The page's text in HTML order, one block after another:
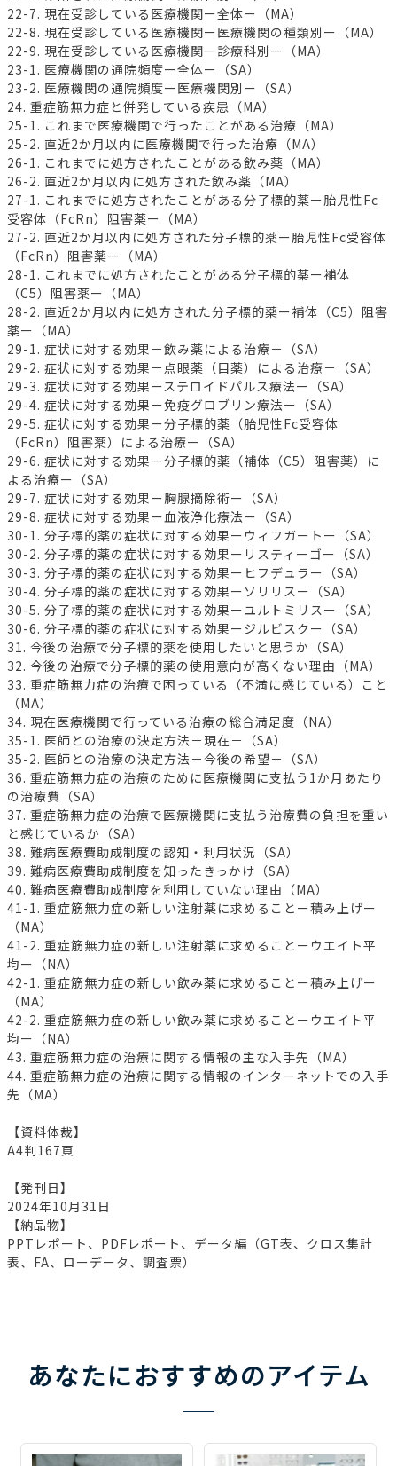
22-7. 現在受診している医療機関ー全体ー（MA）
22-8. 現在受診している医療機関ー医療機関の種類別ー（MA）
22-9. 現在受診している医療機関ー診療科別ー（MA）
23-1. 医療機関の通院頻度ー全体ー（SA）
23-2. 医療機関の通院頻度ー医療機関別ー（SA）
24. 重症筋無力症と併発している疾患（MA）
25-1. これまで医療機関で行ったことがある治療（MA）
25-2. 直近2か月以内に医療機関で行った治療（MA）
26-1. これまでに処方されたことがある飲み薬（MA）
26-2. 直近2か月以内に処方された飲み薬（MA）
27-1. これまでに処方されたことがある分子標的薬ー胎児性Fc
受容体（FcRn）阻害薬ー（MA）
27-2. 直近2か月以内に処方された分子標的薬ー胎児性Fc受容体
（FcRn）阻害薬ー（MA）
28-1. これまでに処方されたことがある分子標的薬ー補体
（C5）阻害薬ー（MA）
28-2. 直近2か月以内に処方された分子標的薬ー補体（C5）阻害
薬ー（MA）
29-1. 症状に対する効果－飲み薬による治療－（SA）
29-2. 症状に対する効果－点眼薬（目薬）による治療－（SA）
29-3. 症状に対する効果ーステロイドパルス療法ー（SA）
29-4. 症状に対する効果ー免疫グロブリン療法ー（SA）
29-5. 症状に対する効果ー分子標的薬（胎児性Fc受容体
（FcRn）阻害薬）による治療ー（SA）
29-6. 症状に対する効果ー分子標的薬（補体（C5）阻害薬）に
よる治療ー（SA）
29-7. 症状に対する効果ー胸腺摘除術ー（SA）
29-8. 症状に対する効果ー血液浄化療法ー（SA）
30-1. 分子標的薬の症状に対する効果ーウィフガートー（SA）
30-2. 分子標的薬の症状に対する効果ーリスティーゴー（SA）
30-3. 分子標的薬の症状に対する効果ーヒフデュラー（SA）
30-4. 分子標的薬の症状に対する効果ーソリリスー（SA）
30-5. 分子標的薬の症状に対する効果ーユルトミリスー（SA）
30-6. 分子標的薬の症状に対する効果ージルビスクー（SA）
31. 今後の治療で分子標的薬を使用したいと思うか（SA）
32. 今後の治療で分子標的薬の使用意向が高くない理由（MA）
33. 重症筋無力症の治療で困っている（不満に感じている）こと
（MA）
34. 現在医療機関で行っている治療の総合満足度（NA）
35-1. 医師との治療の決定方法－現在－（SA）
35-2. 医師との治療の決定方法－今後の希望－（SA）
36. 重症筋無力症の治療のために医療機関に支払う1か月あたり
の治療費（SA）
37. 重症筋無力症の治療で医療機関に支払う治療費の負担を重い
と感じているか（SA）
38. 難病医療費助成制度の認知・利用状況（SA）
39. 難病医療費助成制度を知ったきっかけ（SA）
40. 難病医療費助成制度を利用していない理由（MA）
41-1. 重症筋無力症の新しい注射薬に求めることー積み上げー
（MA）
41-2. 重症筋無力症の新しい注射薬に求めることーウエイト平
均ー（NA）
42-1. 重症筋無力症の新しい飲み薬に求めることー積み上げー
（MA）
42-2. 重症筋無力症の新しい飲み薬に求めることーウエイト平
均ー（NA）
43. 重症筋無力症の治療に関する情報の主な入手先（MA）
44. 重症筋無力症の治療に関する情報のインターネットでの入手
先（MA）
【資料体裁】
A4判167頁
【発刊日】
2024年10月31日
【納品物】
PPTレポート、PDFレポート、データ編（GT表、クロス集計
表、FA、ローデータ、調査票）
あなたにおすすめのアイテム